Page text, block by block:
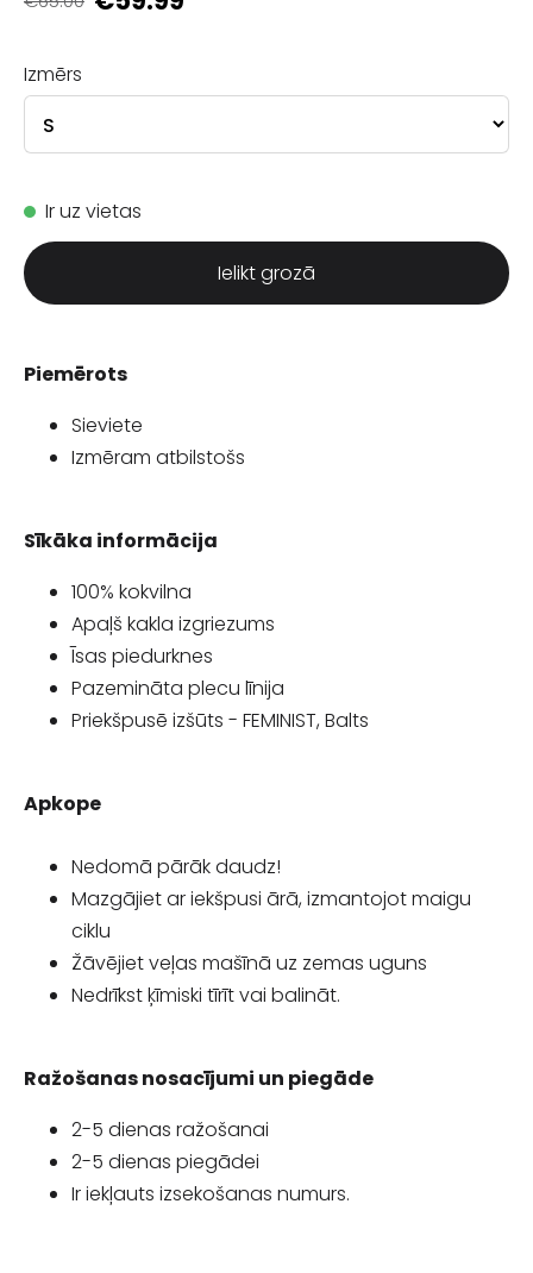
Izmērs
Ir uz vietas
Ielikt grozā
Piemērots
Sieviete
Izmēram atbilstošs
Sīkāka informācija
100% kokvilna
Apaļš kakla izgriezums
Īsas piedurknes
Pazemināta plecu līnija
Priekšpusē izšūts - FEMINIST, Balts
Apkope
Nedomā pārāk daudz!
Mazgājiet ar iekšpusi ārā, izmantojot maigu
ciklu
Žāvējiet veļas mašīnā uz zemas uguns
Nedrīkst ķīmiski tīrīt vai balināt.
Ražošanas nosacījumi un piegāde
2-5 dienas ražošanai
2-5 dienas piegādei
Ir iekļauts izsekošanas numurs.